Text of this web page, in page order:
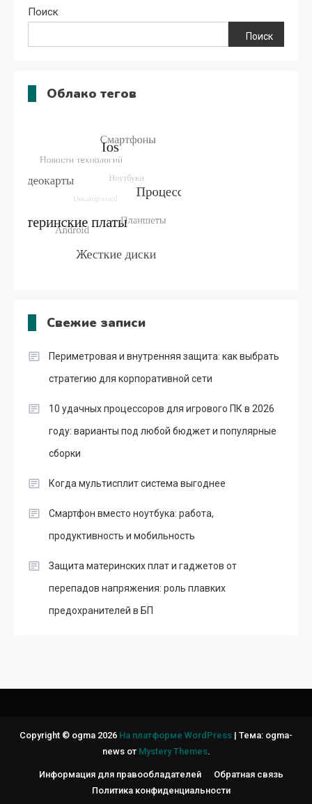
Поиск
Поиск
Облако тегов
Свежие записи
Периметровая и внутренняя защита: как выбрать
стратегию для корпоративной сети
10 удачных процессоров для игрового ПК в 2026
году: варианты под любой бюджет и популярные
сборки
Когда мультисплит система выгоднее
Смартфон вместо ноутбука: работа,
продуктивность и мобильность
Защита материнских плат и гаджетов от
перепадов напряжения: роль плавких
предохранителей в БП
Copyright © ogma 2026 На платформе WordPress | Тема: ogma-
news от Mystery Themes.
Информация для правообладателей
Обратная связь
Политика конфиденциальности